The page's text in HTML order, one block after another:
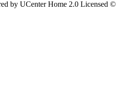
by UCenter Home 2.0 Licensed ©